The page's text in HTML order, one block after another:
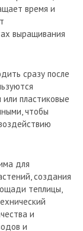
время и
выращивания
сразу после
пластиковые
чтобы
для
создания
теплицы,
и
и